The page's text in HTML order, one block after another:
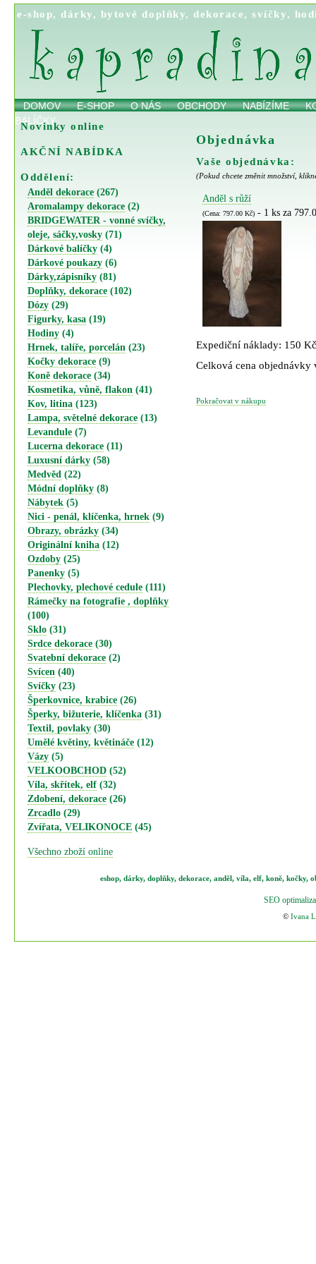
e-shop,dárky, bytové doplňky,dekorace,svíčky,
DOMOV E-SHOP O NÁS OBCHODY NABÍZÍME
BALÍČKY
Novinky online
AKČNÍ NABÍDKA
Oddělení:
Anděl dekorace (267)
Aromalampy dekorace (2)
BRIDGEWATER - vonné svíčky,
oleje, sáčky,vosky (71)
Dárkové balíčky (4)
Dárkové poukazy (6)
Dárky,zápisníky (81)
Doplňky, dekorace (102)
Dózy (29)
Figurky, kasa (19)
Hodiny (4)
Hrnek, talíře, porcelán (23)
Kočky dekorace (9)
Koně dekorace (34)
Kosmetika, vůně, flakon (41)
Kov, litina (123)
Lampa, světelné dekorace (13)
Levandule (7)
Lucerna dekorace (11)
Luxusní dárky (58)
Medvěd (22)
Módní doplňky (8)
Nábytek (5)
Nici - penál, klíčenka, hrnek (9)
Obrazy, obrázky (34)
Originální kniha (12)
Ozdoby (25)
Panenky (5)
Plechovky, plechové cedule (111)
Rámečky na fotografie , doplňky
(100)
Sklo (31)
Srdce dekorace (30)
Svatební dekorace (2)
Svícen (40)
Svíčky (23)
Šperkovnice, krabice (26)
Šperky, bižuterie, klíčenka (31)
Textil, povlaky (30)
Umělé květiny, květináče (12)
Vázy (5)
VELKOOBCHOD (52)
Víla, skřítek, elf (32)
Zdobení, dekorace (26)
Zrcadlo (29)
Zvířata, VELIKONOCE (45)
Všechno zboží online
Objednávka
Vaše objednávka:
(Pokud chcete změnit množství,
Anděl s růží
(Cena: 797.00 Kč)- 1 ks za
Expediční náklady: 150 Kč
Celková cena
Pokračovat v nákupu
eshop, dárky, doplňky, dekorace, anděl, víla, elf, koně, kočky,
SEO
© Ivana